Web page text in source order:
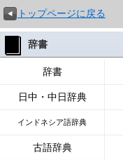
トップページに戻る
辞書
辞書
日中・中日辞典
インドネシア語辞典
古語辞典